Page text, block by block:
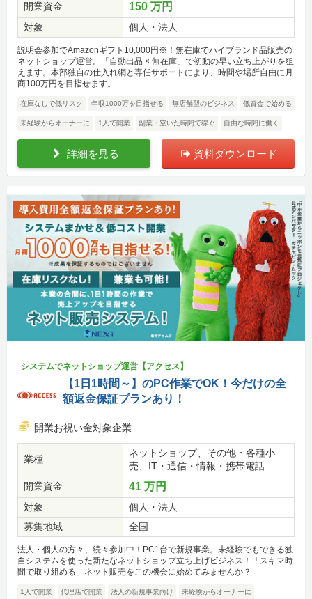
開業資金
150 万円
対象 個人・法人
説明会参加でAmazonギフト10,000円※！無在庫でハイブランド品販売の
ネットショップ運営。「自動出品 × 無在庫」で初動の早い立ち上がりを狙
えます。本部独自の仕入れ網と専任サポートにより、時間や場所自由に月
商100万円を目指せます。
在庫なしで低リスク 年収1000万を目指せる 無店舗型のビジネス 低資金で始める
未経験からオーナーに 1人で開業 副業・空いた時間で稼ぐ 自由な時間に働く
詳細を見る 資料ダウンロード
システムでネットショップ運営【アクセス】
【1日1時間～】のPC作業でOK！今だけの全
額返金保証プランあり！
開業お祝い金対象企業
業種
ネットショップ、その他・各種小
売、IT・通信・情報・携帯電話
開業資金
41 万円
対象
個人・法人
募集地域
全国
法人・個人の方々、続々参加中！PC1台で新規事業。未経験でもできる独
自システムを使った新たなネットショップ立ち上げビジネス！「スキマ時
間で取り組める」ネット販売をこの機会に始めてみませんか？
1人で開業 代理店で開業 法人の新規事業向け 未経験からオーナーに